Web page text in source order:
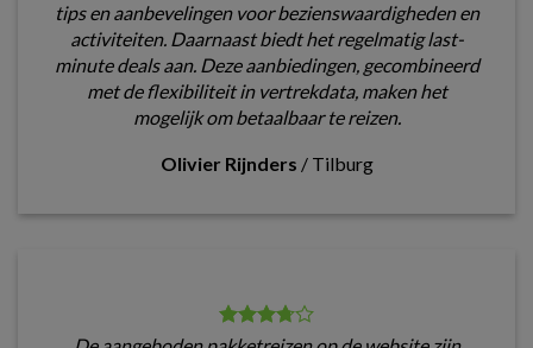
tips en aanbevelingen voor bezienswaardigheden en
activiteiten. Daarnaast biedt het regelmatig last-
minute deals aan. Deze aanbiedingen, gecombineerd
met de flexibiliteit in vertrekdata, maken het
mogelijk om betaalbaar te reizen.
Olivier Rijnders / Tilburg